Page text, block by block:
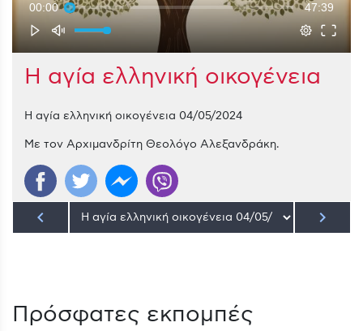
00:00 47:39
Η αγία ελληνική οικογένεια
Η αγία ελληνική οικογένεια 04/05/2024
Με τον Αρχιμανδρίτη Θεολόγο Αλεξανδράκη.
keyboard_arrow_left keyboard_arrow_right
Πρόσφατες εκπομπές